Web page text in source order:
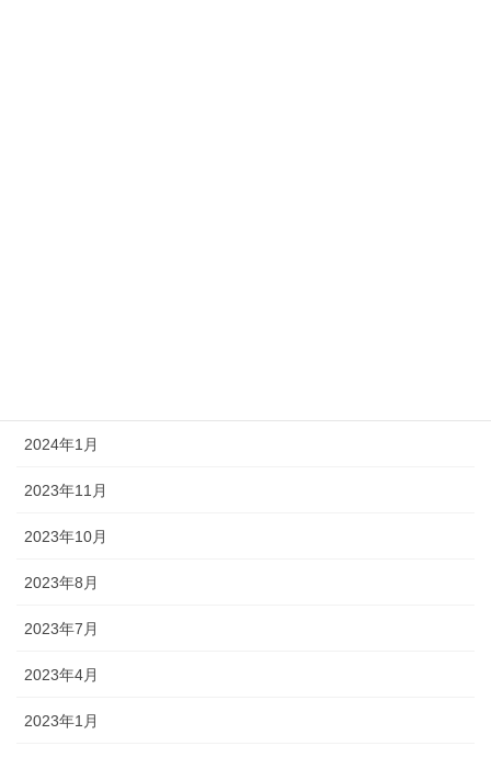
2024年1月
2023年11月
2023年10月
2023年8月
2023年7月
2023年4月
2023年1月